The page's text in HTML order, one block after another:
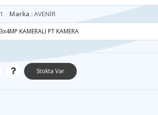
Marka :AVENİR
KAMERALI PT KAMERA
Stokta Var